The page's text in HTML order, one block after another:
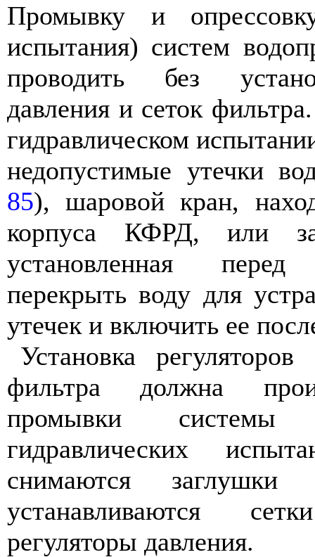
Промывку и
испытания) систем
проводить без
давления и сеток
гидравлическом
недопустимые утечки
85), шаровой кран,
корпуса КФРД, или
установленная
перекрыть воду для
утечек и включить ее
Установка
фильтра должна
промывки
гидравлических
снимаются
устанавливаются
регуляторы давления.